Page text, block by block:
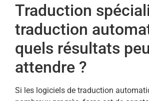
Traduction
traduction
quels résultats
attendre ?
Si les logiciels de traduction